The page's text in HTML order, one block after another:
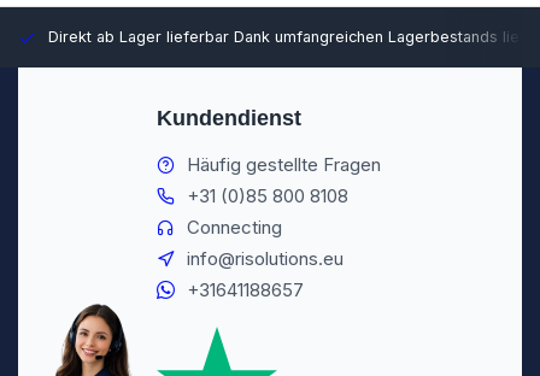
Direkt ab Lager lieferbar Dank umfangreichen Lagerbestands
Kundendienst
Häufig gestellte Fragen
+31 (0)85 800 8108
Connecting
info@risolutions.eu
+31641188657